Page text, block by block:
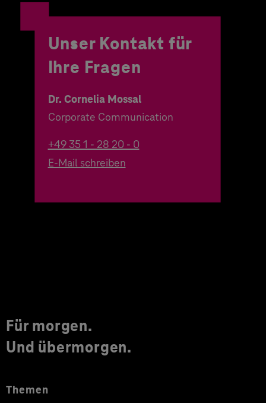
Unser Kontakt für
Ihre Fragen
Dr. Cornelia Mossal
Corporate Communication
+49 35 1 - 28 20 - 0
E-Mail schreiben
Für morgen.
Und übermorgen.
Themen